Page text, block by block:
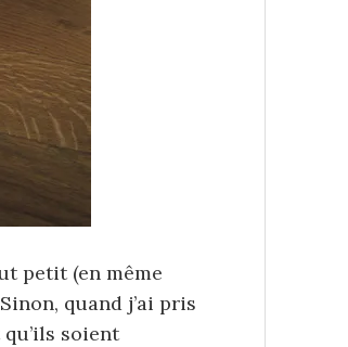
petit (en même
quand j’ai pris
soient